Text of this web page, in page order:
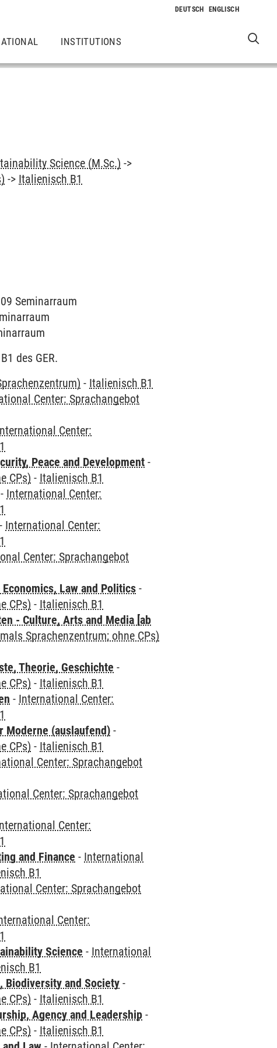
INSTITUTIONS
Science (M.Sc.) ->
-> Italienisch B1
Seminarraum
des GER.
- Italienisch B1
Center: Sprachangebot
Center:
Peace and Development -
CPs) - Italienisch B1
- International Center:
- International Center:
Center: Sprachangebot
Law and Politics -
CPs) - Italienisch B1
- Culture, Arts and Media [ab
Sprachenzentrum; ohne CPs)
Theorie, Geschichte -
CPs) - Italienisch B1
- International Center:
Moderne (auslaufend) -
CPs) - Italienisch B1
Center: Sprachangebot
Center: Sprachangebot
Center:
and Finance - International
B1
Center: Sprachangebot
Center:
Science - International
B1
Biodiversity and Society -
CPs) - Italienisch B1
Agency and Leadership -
CPs) - Italienisch B1